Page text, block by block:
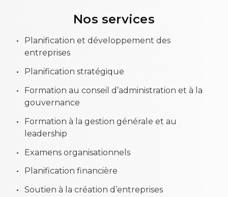
Nos services
Planification et développement des
entreprises
Planification stratégique
Formation au conseil d’administration et à la
gouvernance
Formation à la gestion générale et au
leadership
Examens organisationnels
Planification financière
Soutien à la création d’entreprises